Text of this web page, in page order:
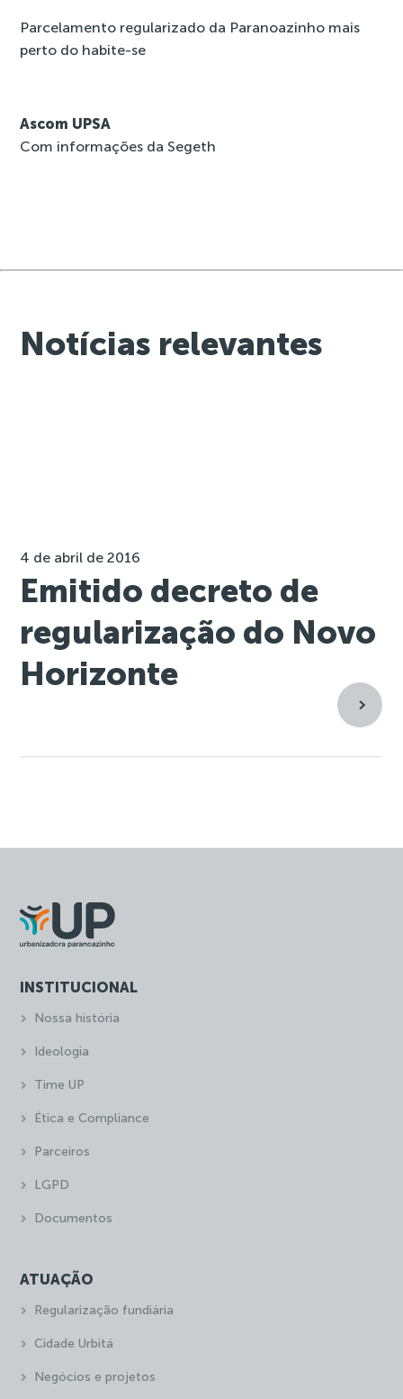
Parcelamento regularizado da Paranoazinho mais
perto do habite-se
Ascom UPSA
Com informações da Segeth
Notícias relevantes
4 de abril de 2016
Emitido decreto de
regularização do Novo
Horizonte
INSTITUCIONAL
Nossa história
Ideologia
Time UP
Ética e Compliance
Parceiros
LGPD
Documentos
ATUAÇÃO
Regularização fundiária
Cidade Urbitá
Negócios e projetos